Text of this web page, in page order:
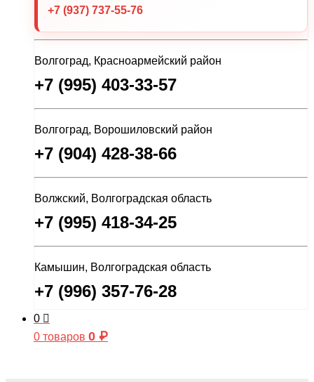
+7 (937) 737-55-76
Волгоград, Красноармейский район
+7 (995) 403-33-57
Волгоград, Ворошиловский район
+7 (904) 428-38-66
Волжский, Волгоградская область
+7 (995) 418-34-25
Камышин, Волгоградская область
+7 (996) 357-76-28
0
0 товаров 0 ₽